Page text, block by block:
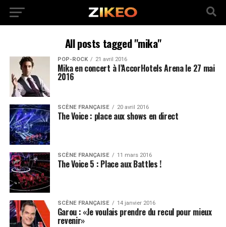
All posts tagged "mika"
POP-ROCK 21 avril 2016
Mika en concert à l’AccorHotels Arena le 27 mai
2016
SCÈNE FRANÇAISE 20 avril 2016
The Voice : place aux shows en direct
SCÈNE FRANÇAISE 11 mars 2016
The Voice 5 : Place aux Battles !
SCÈNE FRANÇAISE 14 janvier 2016
Garou : «Je voulais prendre du recul pour mieux
revenir»